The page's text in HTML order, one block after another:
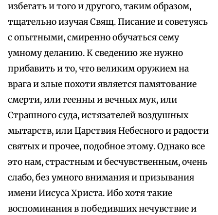
избегать и того и другого, таким образом,
тщательно изучая Свящ. Писание и советуясь
с опытными, смиренно обучаться сему
умному деланию. К сведению же нужно
прибавить и то, что великим оружием на
врага и злые похоти является памятование
смерти, или геенны и вечных мук, или
Страшного суда, истязателей воздушных
мытарств, или Царствия Небесного и радости
святых и прочее, подобное этому. Однако все
это нам, страстным и бесчувственным, очень
слабо, без умного внимания и призывания
имени Иисуса Христа. Ибо хотя такие
воспоминания в победивших нечувствие и